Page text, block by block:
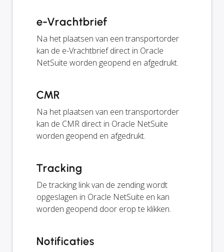
e-Vrachtbrief
Na het plaatsen van een transportorder
kan de e-Vrachtbrief direct in Oracle
NetSuite worden geopend en afgedrukt.
CMR
Na het plaatsen van een transportorder
kan de CMR direct in Oracle NetSuite
worden geopend en afgedrukt.
Tracking
De tracking link van de zending wordt
opgeslagen in Oracle NetSuite en kan
worden geopend door erop te klikken.
Notificaties